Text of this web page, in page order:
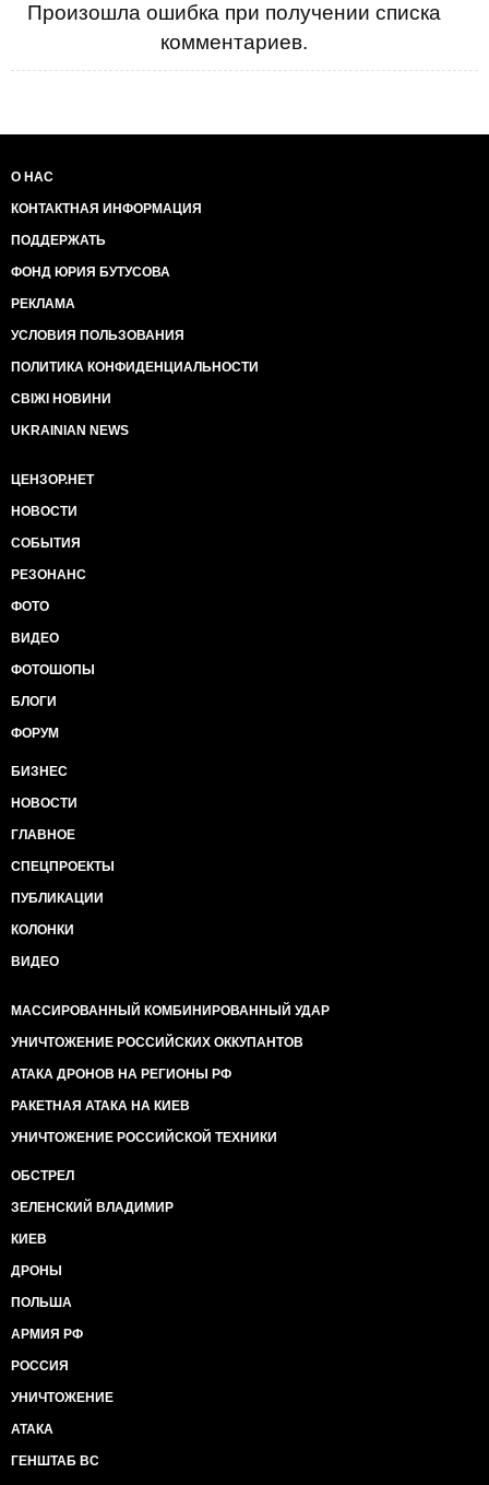
Произошла ошибка при получении списка
комментариев.
О НАС
КОНТАКТНАЯ ИНФОРМАЦИЯ
ПОДДЕРЖАТЬ
ФОНД ЮРИЯ БУТУСОВА
РЕКЛАМА
УСЛОВИЯ ПОЛЬЗОВАНИЯ
ПОЛИТИКА КОНФИДЕНЦИАЛЬНОСТИ
СВІЖІ НОВИНИ
UKRAINIAN NEWS
ЦЕНЗОР.НЕТ
НОВОСТИ
СОБЫТИЯ
РЕЗОНАНС
ФОТО
ВИДЕО
ФОТОШОПЫ
БЛОГИ
ФОРУМ
БИЗНЕС
НОВОСТИ
ГЛАВНОЕ
СПЕЦПРОЕКТЫ
ПУБЛИКАЦИИ
КОЛОНКИ
ВИДЕО
МАССИРОВАННЫЙ КОМБИНИРОВАННЫЙ УДАР
УНИЧТОЖЕНИЕ РОССИЙСКИХ ОККУПАНТОВ
АТАКА ДРОНОВ НА РЕГИОНЫ РФ
РАКЕТНАЯ АТАКА НА КИЕВ
УНИЧТОЖЕНИЕ РОССИЙСКОЙ ТЕХНИКИ
ОБСТРЕЛ
ЗЕЛЕНСКИЙ ВЛАДИМИР
КИЕВ
ДРОНЫ
ПОЛЬША
АРМИЯ РФ
РОССИЯ
УНИЧТОЖЕНИЕ
АТАКА
ГЕНШТАБ ВС